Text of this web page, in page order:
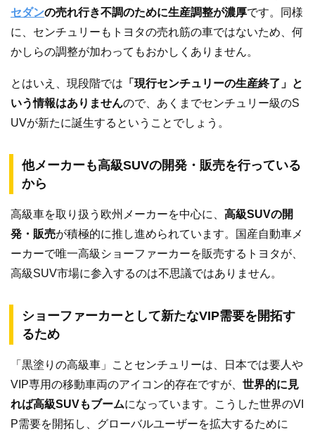
セダンの売れ行き不調のために生産調整が濃厚です。同様
に、センチュリーもトヨタの売れ筋の車ではないため、何
かしらの調整が加わってもおかしくありません。
とはいえ、現段階では 「現行センチュリーの生産終了」と
いう情報はありませんので、あくまでセンチュリー級のS
UVが新たに誕生するということでしょう。
他メーカーも高級SUVの開発・販売を行っている
から
高級車を取り扱う欧州メーカーを中心に、 高級SUVの開
発・販売が積極的に推し進められています。国産自動車メ
ーカーで唯一高級ショーファーカーを販売するトヨタが、
高級SUV市場に参入するのは不思議ではありません。
ショーファーカーとして新たなVIP需要を開拓す
るため
「黒塗りの高級車」ことセンチュリーは、日本では要人や
VIP専用の移動車両のアイコン的存在ですが、 世界的に見
れば高級SUVもブームになっています。こうした世界のVI
P需要を開拓し、グローバルユーザーを拡大するために